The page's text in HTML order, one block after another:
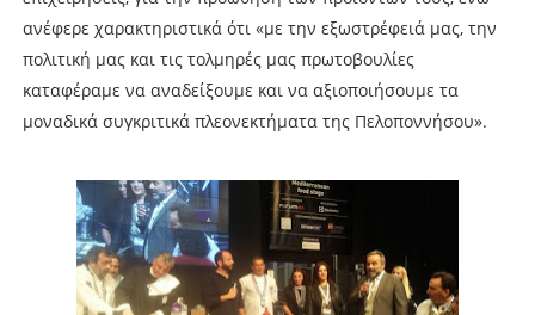
ανέφερε χαρακτηριστικά ότι «με την εξωστρέφειά μας, την
πολιτική μας και τις τολμηρές μας πρωτοβουλίες
καταφέραμε να αναδείξουμε και να αξιοποιήσουμε τα
μοναδικά συγκριτικά πλεονεκτήματα της Πελοποννήσου».